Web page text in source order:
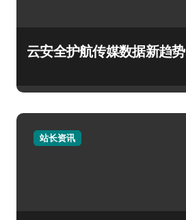
云安全护航传媒数据新趋势
站长资讯